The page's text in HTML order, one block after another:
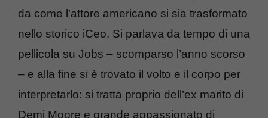
da come l’attore americano si sia trasformato
nello storico iCeo. Si parlava da tempo di una
pellicola su Jobs – scomparso l’anno scorso
– e alla fine si è trovato il volto e il corpo per
interpretarlo: si tratta proprio dell’ex marito di
Demi Moore e grande appassionato di